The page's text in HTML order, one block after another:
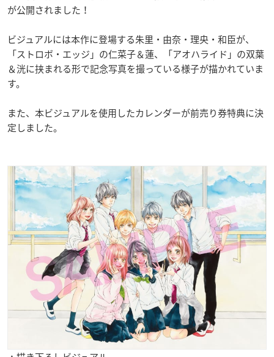
が公開されました！
ビジュアルには本作に登場する朱里・由奈・理央・和臣が、
「ストロボ・エッジ」の仁菜子＆蓮、「アオハライド」の双葉
＆洸に挟まれる形で記念写真を撮っている様子が描かれていま
す。
また、本ビジュアルを使用したカレンダーが前売り券特典に決
定しました。